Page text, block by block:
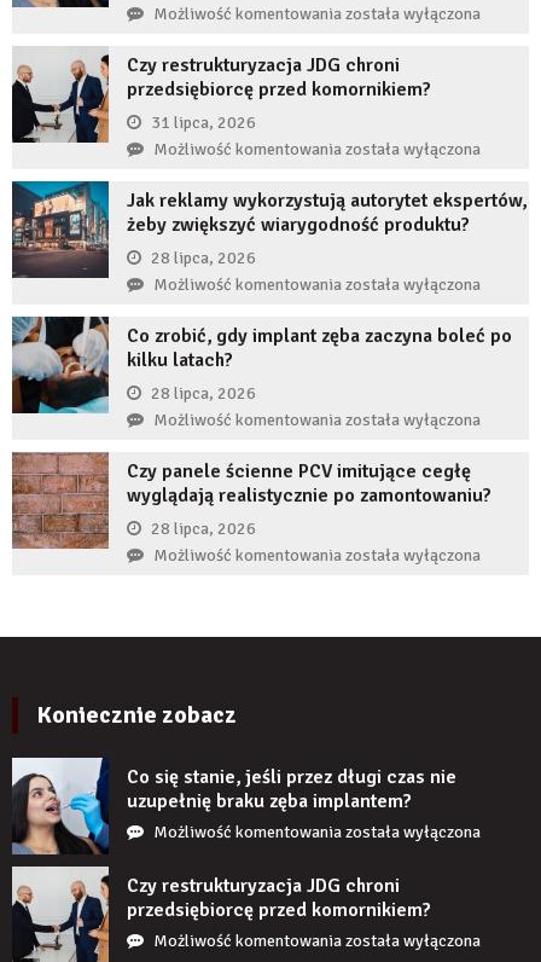
Możliwość komentowaniaCo
stanie,
jeśli
długi
uzupełnię
implantem?
została wyłączona
Czy restrukturyzacja JDG chroni
przedsiębiorcę przed komornikiem?
31 lipca, 2026
Możliwość komentowaniaCzy
JDG
chroni
przed
komornikiem?
została wyłączona
Jak reklamy wykorzystują autorytet ekspertów,
żeby zwiększyć wiarygodność produktu?
28 lipca, 2026
Możliwość komentowaniaJak
wykorzystują
żeby
zwiększyć
wiarygodność
produktu?
została wyłączona
Co zrobić, gdy implant zęba zaczyna boleć po
kilku latach?
28 lipca, 2026
Możliwość komentowaniaCo
gdy
implant
zaczyna
została wyłączona
Czy panele ścienne PCV imitujące cegłę
wyglądają realistycznie po zamontowaniu?
28 lipca, 2026
Możliwość komentowaniaCzy
zamontowaniu?
została wyłączona
Koniecznie zobacz
Co się stanie, jeśli przez długi czas nie
uzupełnię braku zęba implantem?
Możliwość komentowaniaCo
stanie,
jeśli
przez
została wyłączona
Czy restrukturyzacja JDG chroni
przedsiębiorcę przed komornikiem?
Możliwość komentowaniaCzy
została wyłączona